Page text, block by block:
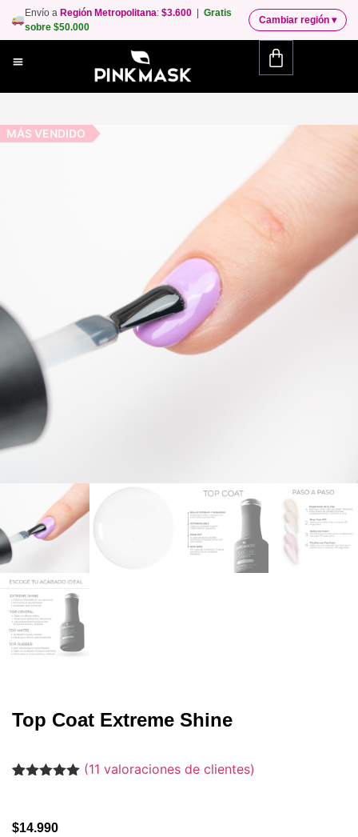
Envío a Región Metropolitana:$3.600 |Gratis
sobre $50.000
Cambiar región ▾
MÁS VENDIDO
Top Coat Extreme Shine
a
(11 valoraciones de clientes)
$14.990